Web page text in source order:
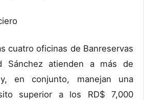
cuatro oficinas de Banreservas
Sánchez atienden a más de
en conjunto, manejan una
superior a los RD$ 7,000